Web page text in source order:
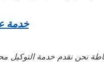
خدمة
نحن نقدم خدمة التوكيل